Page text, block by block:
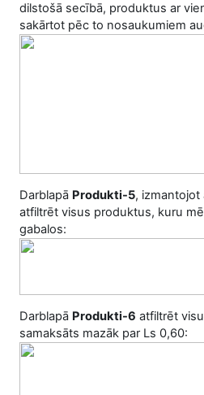
dilstošā secībā, produktus ar
sakārtot pēc to nosaukumiem
Darblapā Produkti-5, izmantojot
atfiltrēt visus produktus, kuru
gabalos:
Darblapā Produkti-6 atfiltrēt
samaksāts mazāk par Ls 0,60: